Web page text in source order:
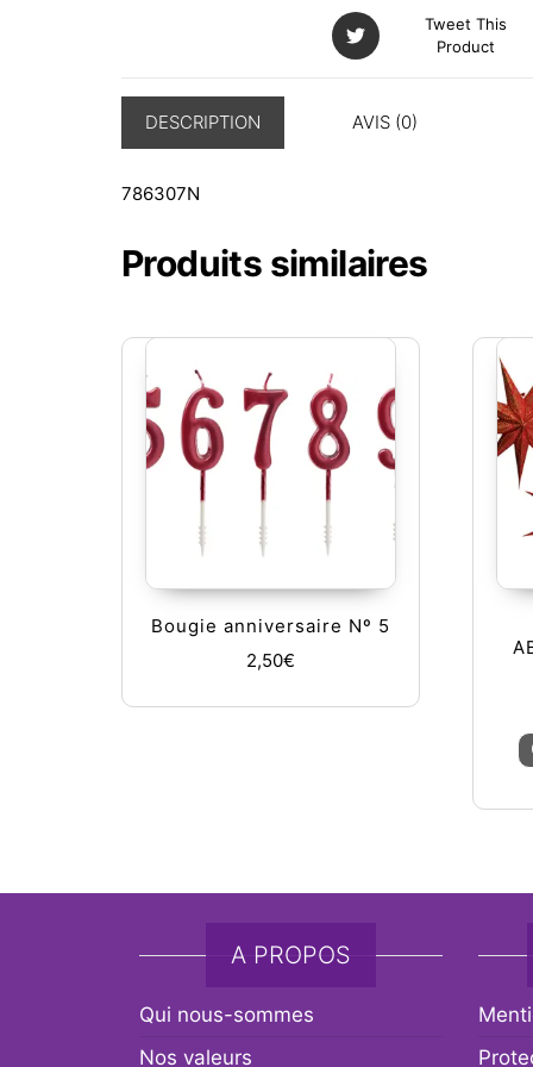
Tweet This
Product
DESCRIPTION AVIS (0)
786307N
Produits similaires
Bougie anniversaire Nº 5
2,50€
A PROPOS
Qui nous-sommes
Nos valeurs